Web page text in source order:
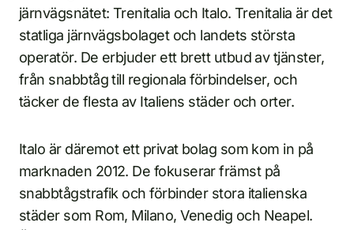
järnvägsnätet: Trenitalia och Italo. Trenitalia är det
statliga järnvägsbolaget och landets största
operatör. De erbjuder ett brett utbud av tjänster,
från snabbtåg till regionala förbindelser, och
täcker de flesta av Italiens städer och orter.
Italo är däremot ett privat bolag som kom in på
marknaden 2012. De fokuserar främst på
snabbtågstrafik och förbinder stora italienska
städer som Rom, Milano, Venedig och Neapel.